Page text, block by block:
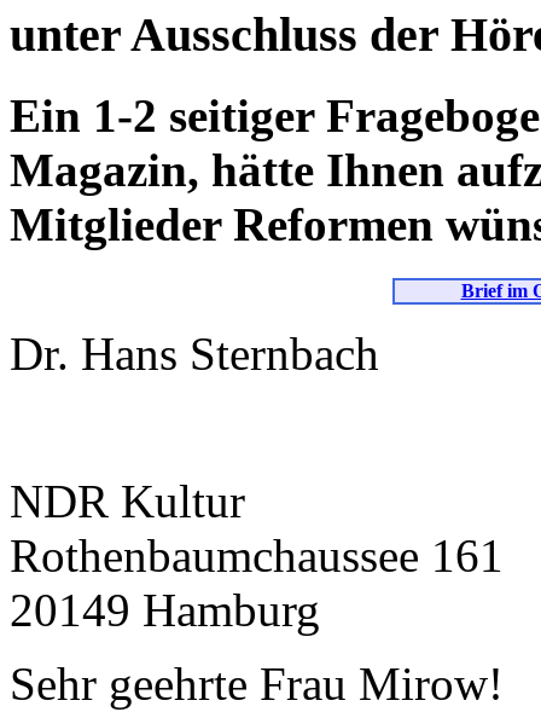
unter Ausschluss der
Ein 1-2 seitiger
Magazin, hätte Ihnen
Mitglieder Reformen
Brief im
Dr. Hans Sternbach
NDR Kultur
Rothenbaumchaussee 161
20149 Hamburg
Sehr geehrte Frau Mirow!